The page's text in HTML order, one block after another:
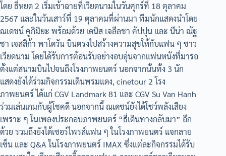
โดย ธี่หยด 2 เริ่มเข้าฉายที่เวียดนามในวันศุกร์ที่ 18 ตุลาคม
2567 และในวันเสาร์ที่ 19 ตุลาคมที่ผ่านมา ทีมนักแสดงนำโดย
ณเดชน์ คูกิมิยะ พร้อมด้วย เดนิส เจลีลชา คัปปุน และ นีน่า ณัฐ
ชา เจสสิก้า พาโดวัน บินตรงไปสร้างความสุขให้กับแฟน ๆ ชาว
เวียดนาม โดยได้รับการต้อนรับอย่างอบอุ่นจากแฟนหนังที่มารอ
ตั้งแต่สนามบินไปจนถึงโรงภาพยนตร์ นอกจากนั้นทั้ง 3 นัก
แสดงยังได้ร่วมกิจกรรมเดินพรมแดง, cinetour 2 โรง
ภาพยนตร์ ได้แก่ CGV Landmark 81 และ CGV Su Van Hanh
ร่วมเล่นเกมกับผู้โชคดี นอกจากนี้ ณเดชน์ยังได้โชว์พลังเสียง
เพราะ ๆ ในเพลงประกอบภาพยนตร์ “ธี่เดินทางกลับมา” อีก
ด้วย รวมถึงยังได้เซอร์ไพรส์แฟน ๆ ในโรงภาพยนตร์ แจกลาย
เซ็น และ Q&A ในโรงภาพยนตร์ IMAX ซึ่งแต่ละกิจกรรมได้รับ